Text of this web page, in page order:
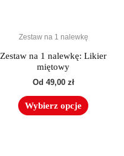
Zestaw na 1 nalewkę
Zestaw na 1 nalewkę: Likier
miętowy
Od 49,00 zł
Wybierz opcje
stronie
produktu